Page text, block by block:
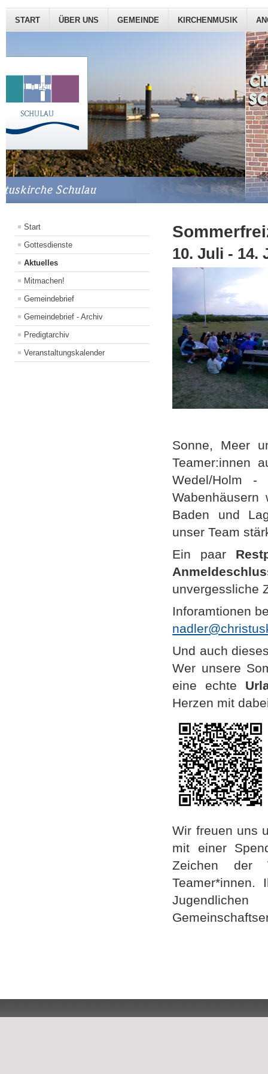
START ÜBER UNS GEMEINDE KIRCHENMUSIK
Start
Gottesdienste
Aktuelles
Mitmachen!
Gemeindebrief
Gemeindebrief - Archiv
Predigtarchiv
Veranstaltungskalender
10. Juli - 14.
Sonne, Meer
Teamer:innen
Wedel/Holm -
Baden und
unser Team
Ein paar
unvergessliche
Inforamtionen
Und auch
Wer unsere
eine echte
Herzen mit
Wir freuen uns
mit einer
Zeichen der